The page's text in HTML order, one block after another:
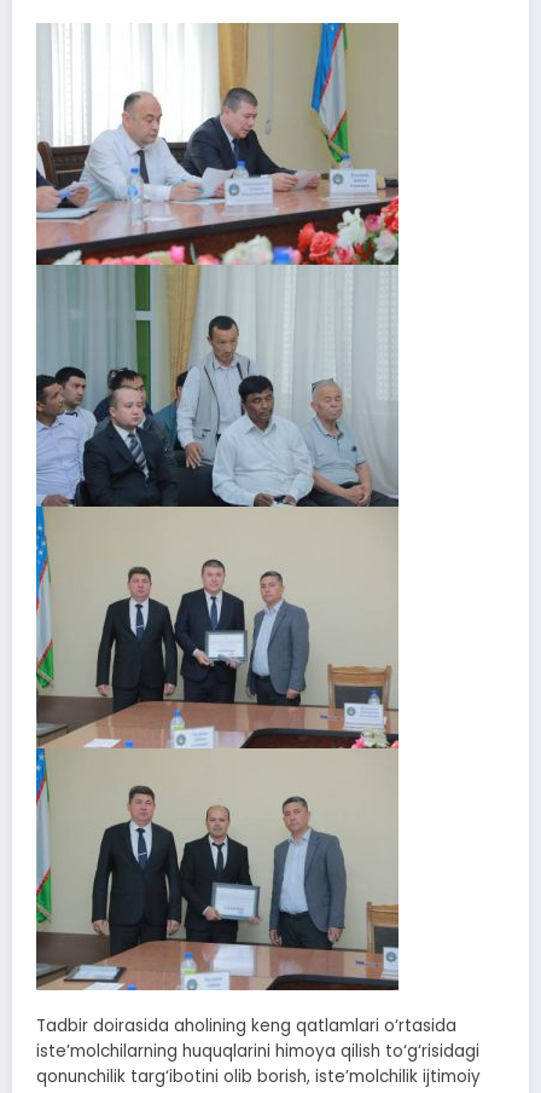
Tadbir doirasida aholining keng qatlamlari o‘rtasida
iste’molchilarning huquqlarini himoya qilish to‘g‘risidagi
qonunchilik targ‘ibotini olib borish, iste’molchilik ijtimoiy